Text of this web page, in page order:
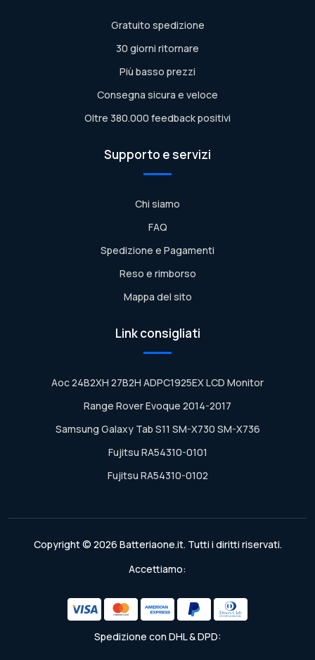
Gratuito spedizione
30 giorni ritornare
Più basso prezzi
Consegna sicura e veloce
Oltre 380.000 feedback positivi
Supporto e servizi
Chi siamo
FAQ
Spedizione e Pagamenti
Reso e rimborso
Mappa del sito
Link consigliati
Aoc 24B2XH 27B2H ADPC1925EX LCD Monitor
Range Rover Evoque 2014-2017
Samsung Galaxy Tab S11 SM-X730 SM-X736
Fujitsu RA54310-0101
Fujitsu RA54310-0102
Copyright © 2026 Batteriaone.it. Tutti i diritti riservati.
Accettiamo:
Spedizione con DHL & DPD: